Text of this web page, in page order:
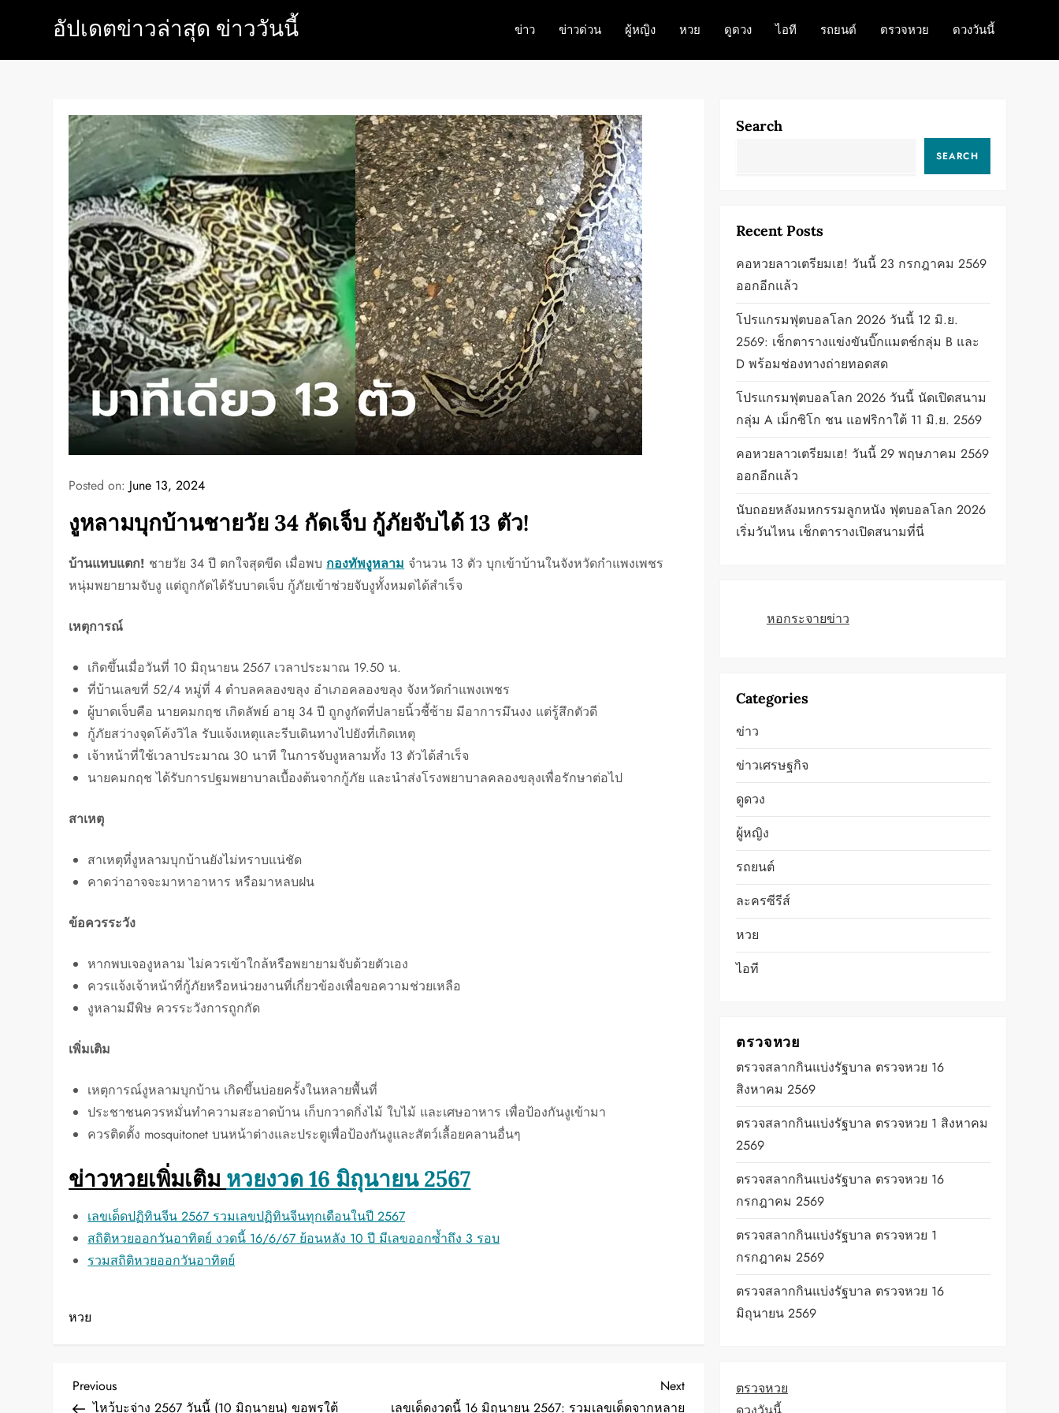
อัปเดตข่าวล่าสุด ข่าววันนี้ ข่าว ข่าวด่วน ผู้หญิง หวย ดูดวง ไอที รถยนต์ ตรวจหวย ดวงวันนี้
Posted on: June 13, 2024
งูหลามบุกบ้านชายวัย 34 กัดเจ็บ กู้ภัยจับได้ 13 ตัว!
บ้านแทบแตก! ชายวัย 34 ปี ตกใจสุดขีด เมื่อพบ กองทัพงูหลาม จำนวน 13 ตัว บุกเข้าบ้านในจังหวัดกำแพงเพชร
หนุ่มพยายามจับงู แต่ถูกกัดได้รับบาดเจ็บ กู้ภัยเข้าช่วยจับงูทั้งหมดได้สำเร็จ
เหตุการณ์
เกิดขึ้นเมื่อวันที่ 10 มิถุนายน 2567 เวลาประมาณ 19.50 น.
ที่บ้านเลขที่ 52/4 หมู่ที่ 4 ตำบลคลองขลุง อำเภอคลองขลุง จังหวัดกำแพงเพชร
ผู้บาดเจ็บคือ นายคมกฤช เกิดลัพย์ อายุ 34 ปี ถูกงูกัดที่ปลายนิ้วชี้ซ้าย มีอาการมึนงง แต่รู้สึกตัวดี
กู้ภัยสว่างจุดโค้งวิไล รับแจ้งเหตุและรีบเดินทางไปยังที่เกิดเหตุ
เจ้าหน้าที่ใช้เวลาประมาณ 30 นาที ในการจับงูหลามทั้ง 13 ตัวได้สำเร็จ
นายคมกฤช ได้รับการปฐมพยาบาลเบื้องต้นจากกู้ภัย และนำส่งโรงพยาบาลคลองขลุงเพื่อรักษาต่อไป
สาเหตุ
สาเหตุที่งูหลามบุกบ้านยังไม่ทราบแน่ชัด
คาดว่าอาจจะมาหาอาหาร หรือมาหลบฝน
ข้อควรระวัง
หากพบเจองูหลาม ไม่ควรเข้าใกล้หรือพยายามจับด้วยตัวเอง
ควรแจ้งเจ้าหน้าที่กู้ภัยหรือหน่วยงานที่เกี่ยวข้องเพื่อขอความช่วยเหลือ
งูหลามมีพิษ ควรระวังการถูกกัด
เพิ่มเติม
เหตุการณ์งูหลามบุกบ้าน เกิดขึ้นบ่อยครั้งในหลายพื้นที่
ประชาชนควรหมั่นทำความสะอาดบ้าน เก็บกวาดกิ่งไม้ ใบไม้ และเศษอาหาร เพื่อป้องกันงูเข้ามา
ควรติดตั้ง mosquitonet บนหน้าต่างและประตูเพื่อป้องกันงูและสัตว์เลื้อยคลานอื่นๆ
ข่าวหวยเพิ่มเติม หวยงวด 16 มิถุนายน 2567
เลขเด็ดปฏิทินจีน 2567 รวมเลขปฏิทินจีนทุกเดือนในปี 2567
สถิติหวยออกวันอาทิตย์ งวดนี้ 16/6/67 ย้อนหลัง 10 ปี มีเลขออกซ้ำถึง 3 รอบ
รวมสถิติหวยออกวันอาทิตย์
หวย
P
Previous
Post
Previous
ไหว้บะจ่าง 2567 วันนี้ (10 มิถุนายน) ขอพรใต้
Next
Post
Next
เลขเด็ดงวดนี้ 16 มิถุนายน 2567: รวมเลขเด็ดจากหลาย
Search
SEARCH
Recent Posts
คอหวยลาวเตรียมเฮ! วันนี้ 23 กรกฎาคม 2569
ออกอีกแล้ว
โปรแกรมฟุตบอลโลก 2026 วันนี้ 12 มิ.ย.
2569: เช็กตารางแข่งขันบิ๊กแมตช์กลุ่ม B และ
D พร้อมช่องทางถ่ายทอดสด
โปรแกรมฟุตบอลโลก 2026 วันนี้ นัดเปิดสนาม
กลุ่ม A เม็กซิโก ชน แอฟริกาใต้ 11 มิ.ย. 2569
คอหวยลาวเตรียมเฮ! วันนี้ 29 พฤษภาคม 2569
ออกอีกแล้ว
นับถอยหลังมหกรรมลูกหนัง ฟุตบอลโลก 2026
เริ่มวันไหน เช็กตารางเปิดสนามที่นี่
หอกระจายข่าว
Categories
ข่าว
ข่าวเศรษฐกิจ
ดูดวง
ผู้หญิง
รถยนต์
ละครซีรีส์
หวย
ไอที
ตรวจหวย
ตรวจสลากกินแบ่งรัฐบาล ตรวจหวย 16
สิงหาคม 2569
ตรวจสลากกินแบ่งรัฐบาล ตรวจหวย 1 สิงหาคม
2569
ตรวจสลากกินแบ่งรัฐบาล ตรวจหวย 16
กรกฎาคม 2569
ตรวจสลากกินแบ่งรัฐบาล ตรวจหวย 1
กรกฎาคม 2569
ตรวจสลากกินแบ่งรัฐบาล ตรวจหวย 16
มิถุนายน 2569
ตรวจหวย